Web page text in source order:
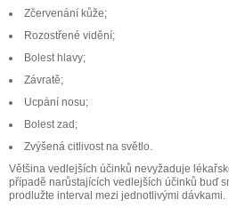
Zčervenání kůže;
Rozostřené vidění;
Bolest hlavy;
Závratě;
Ucpání nosu;
Bolest zad;
Zvýšená citlivost na světlo.
Většina vedlejších účinků nevyžaduje
případě narůstajících vedlejších účinků buď
prodlužte interval mezi jednotlivými dávkami.